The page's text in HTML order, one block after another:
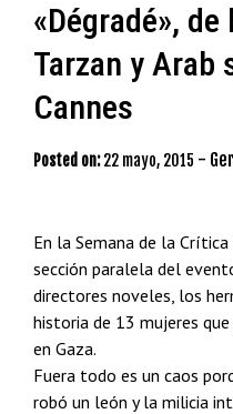
«Dégradé»,
Tarzan y Arab
Cannes
Posted on: 22 mayo, 2015 -
En la Semana de la
sección paralela del
directores noveles, los
historia de 13 mujeres
en Gaza.
Fuera todo es un caos
robó un león y la milicia